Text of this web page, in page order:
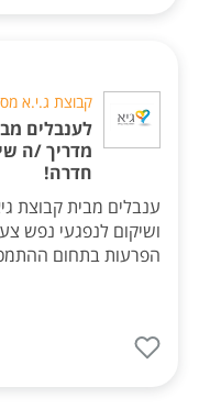
קבוצת ג.י.א
לענבלים
מדריך /ה
חדרה!
ענבלים מבית קבוצת
ושיקום לנפגעי נפש
הפרעות בתחום